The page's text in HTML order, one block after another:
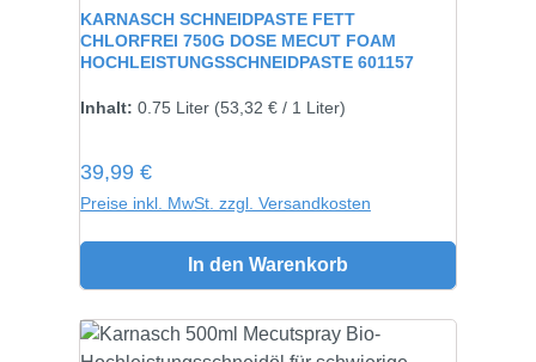
KARNASCH SCHNEIDPASTE FETT
CHLORFREI 750G DOSE MECUT FOAM
HOCHLEISTUNGSSCHNEIDPASTE 601157
Inhalt: 0.75 Liter (53,32 € / 1 Liter)
Regulärer Preis:
39,99 €
Preise inkl. MwSt. zzgl. Versandkosten
In den Warenkorb